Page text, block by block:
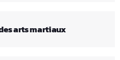
arts martiaux